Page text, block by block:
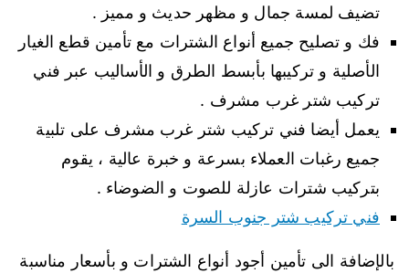
تضيف لمسة جمال و مظهر حديث و مميز .
فك و تصليح جميع أنواع الشترات مع تأمين قطع الغيار
الأصلية و تركيبها بأبسط الطرق و الأساليب عبر فني
تركيب شتر غرب مشرف .
يعمل أيضا فني تركيب شتر غرب مشرف على تلبية
جميع رغبات العملاء بسرعة و خبرة عالية ، يقوم
بتركيب شترات عازلة للصوت و الضوضاء .
فني تركيب شتر جنوب السرة
بالإضافة الى تأمين أجود أنواع الشترات و بأسعار مناسبة